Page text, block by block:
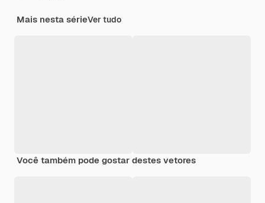
Mais nesta sérieVer tudo
Você também pode gostar destes vetores